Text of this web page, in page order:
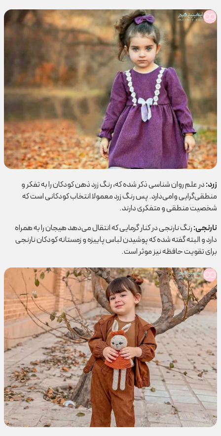
زرد:در علم روان شناسی ذکر شده که، رنگ زرد ذهن کودکان را به تفکر و
منطقی‌گرایی وامی‌دارد. پس رنگ زرد معمولا انتخاب کودکانی است که
شخصیت منطقی و متفکری دارند.
نارنجی:رنگ نارنجی در کنار گرمایی که انتقال می‌دهد هیجان را به همراه
دارد و البته گفته شده که پوشیدن لباس پاییزه و زمستانه کودکان نارنجی
برای تقویت حافظه نیز موثر است.